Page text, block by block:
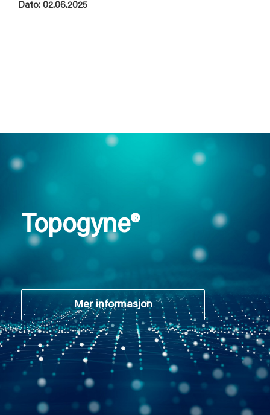
Dato:02.06.2025
Topogyne®
Mer informasjon